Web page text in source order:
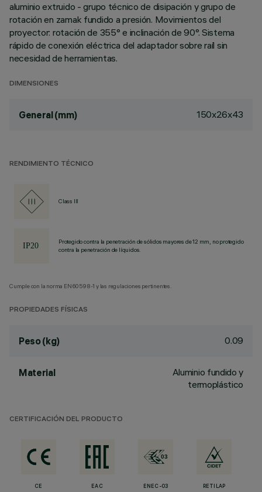
aluminio extruido - grupo técnico de disipación y grupo de
rotación en zamak fundido a presión. Movimientos del
proyector: rotación de 355° e inclinación de 90°. Sistema
rápido de conexión eléctrica del adaptador sobre raíl sin
necesidad de herramientas.
DIMENSIONES
General (mm) 150x26x43
RENDIMIENTO TÉCNICO
Class III
Protegido contra la penetración de sólidos mayores de 12 mm, no protegido
contra la penetración de líquidos.
Cumple con la norma EN60598-1 y las regulaciones pertinentes.
PROPIEDADES FÍSICAS
Peso (kg) 0.09
Material
Aluminio fundido y
termoplástico
CERTIFICACIÓN DEL PRODUCTO
CE EAC ENEC-03 RETILAP